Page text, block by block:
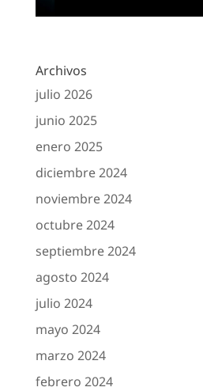
Archivos
julio 2026
junio 2025
enero 2025
diciembre 2024
noviembre 2024
octubre 2024
septiembre 2024
agosto 2024
julio 2024
mayo 2024
marzo 2024
febrero 2024